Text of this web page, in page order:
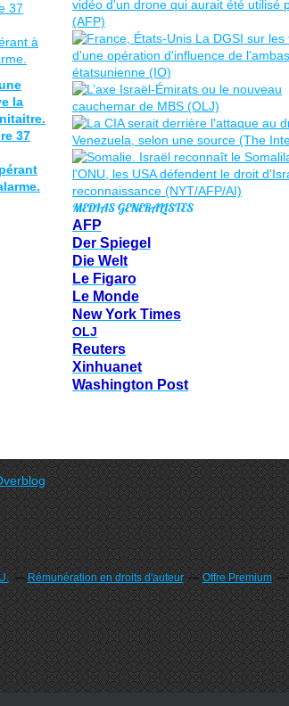
la
37
MEDIAS GENERALISTES
AFP
Der Spiegel
Die Welt
Le Figaro
Le Monde
New York Times
OLJ
Reuters
Xinhuanet
Washington Post
Rémunération en droits d'auteur Offre Premium